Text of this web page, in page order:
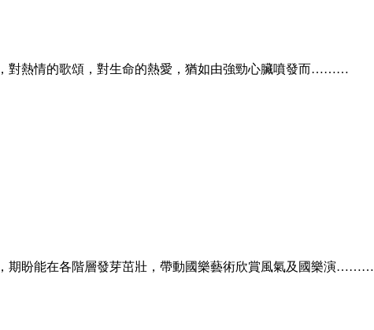
對熱情的歌頌，對生命的熱愛，猶如由強勁心臟噴發而………
期盼能在各階層發芽茁壯，帶動國樂藝術欣賞風氣及國樂演………